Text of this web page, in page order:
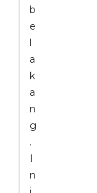
b
e
l
a
k
a
n
g
.
I
n